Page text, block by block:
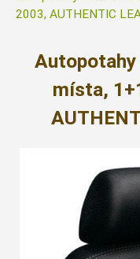
2003, AUTHENTIC
Autopotahy
místa,